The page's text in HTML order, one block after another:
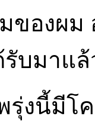
องผม
บมาแล้
รุ่งนี้มี